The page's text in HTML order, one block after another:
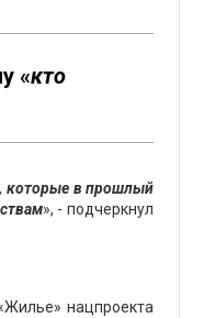
«кто
которые в прошлый
», - подчеркнул
нацпроекта